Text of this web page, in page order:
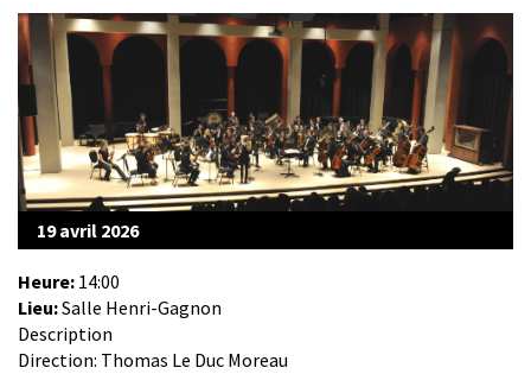
19 avril 2026
Heure: 14:00
Lieu:Salle Henri-Gagnon
Description
Direction: Thomas Le Duc Moreau